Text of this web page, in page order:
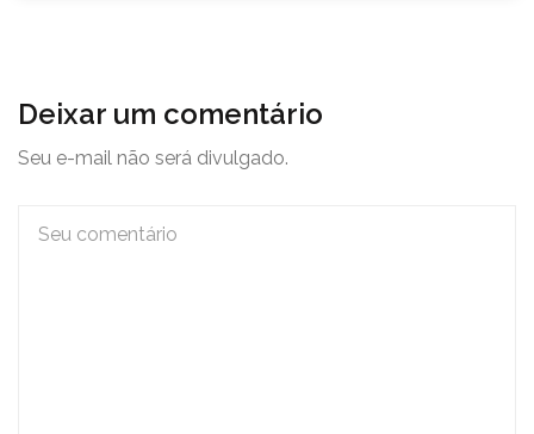
Deixar um comentário
Seu e-mail não será divulgado.